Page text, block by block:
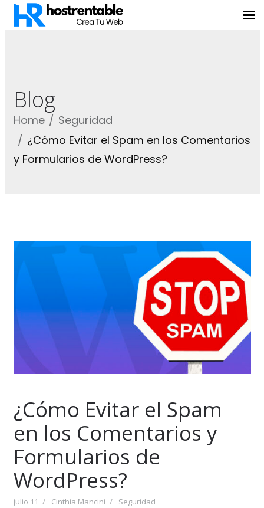
Blog
Home
Seguridad
¿Cómo Evitar el Spam en los Comentarios
y Formularios de WordPress?
¿Cómo Evitar el Spam
en los Comentarios y
Formularios de
WordPress?
julio 11 Cinthia Mancini Seguridad